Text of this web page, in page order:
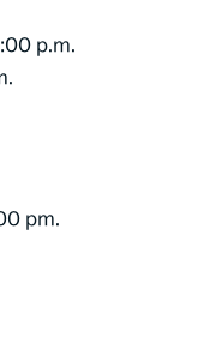
p.m.
pm.